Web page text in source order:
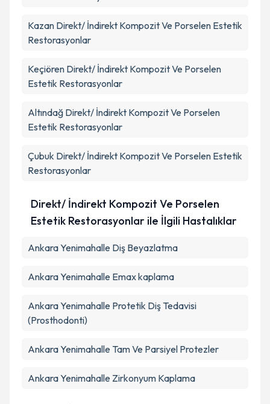
Kazan Direkt/ İndirekt Kompozit Ve Porselen Estetik
Restorasyonlar
Keçiören Direkt/ İndirekt Kompozit Ve Porselen
Estetik Restorasyonlar
Altındağ Direkt/ İndirekt Kompozit Ve Porselen
Estetik Restorasyonlar
Çubuk Direkt/ İndirekt Kompozit Ve Porselen Estetik
Restorasyonlar
Direkt/ İndirekt Kompozit Ve Porselen
Estetik Restorasyonlar ile İlgili Hastalıklar
Ankara Yenimahalle Diş Beyazlatma
Ankara Yenimahalle Emax kaplama
Ankara Yenimahalle Protetik Diş Tedavisi
(Prosthodonti)
Ankara Yenimahalle Tam Ve Parsiyel Protezler
Ankara Yenimahalle Zirkonyum Kaplama